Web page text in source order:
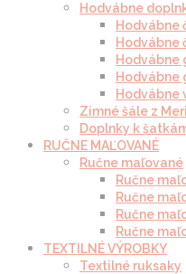
Hodvábne
Hodvábne
Hodvábne
Hodvábne
Hodvábne
Hodvábne
Zimné šále z
Doplnky k
RUČNE MAĽOVANÉ
Ručne maľované
Ručne
Ručne
Ručne
Ručne
TEXTILNÉ VÝROBKY
Textilné ruksaky